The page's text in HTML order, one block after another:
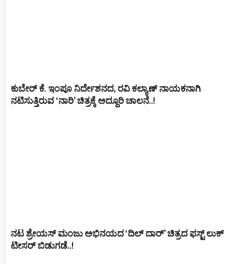
ಕುಬೇರ್ ಕೆ. ಇಂಪೂ ನಿರ್ದೇಶನದ, ರವಿ ಕಲ್ಯಾಣ್‍ ನಾಯಕನಾಗಿ
ನಟಿಸುತ್ತಿರುವ ‘ನಾರಿ’ ಚಿತ್ರಕ್ಕೆ ಅದ್ದೂರಿ ಚಾಲನೆ..!
ನಟ ಶ್ರೇಯಸ್ ಮಂಜು ಅಭಿನಯದ ‘ದಿಲ್ ದಾರ್’ ಚಿತ್ರದ ಫಸ್ಟ್ ಲುಕ್
ಟೀಸರ್ ಬಿಡುಗಡೆ..!